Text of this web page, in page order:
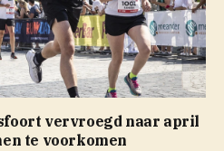
vervroegd naar april
te voorkomen